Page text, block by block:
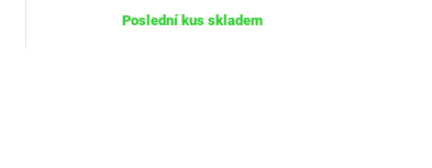
Poslední kus skladem